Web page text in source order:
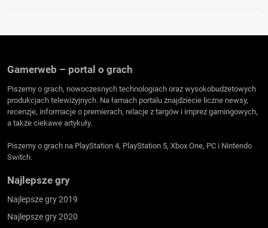
Gamerweb – portal o grach
Piszemy o grach, nowoczesnych technologiach oraz wysokobudżetowych
produkcjach telewizyjnych. Na łamach portalu znajdziecie liczne newsy,
recenzje, informacje o premierach, relacje z targów i imprez gamingowych,
a także ciekawe artykuły.
Piszemy o grach na PlayStation 4, PlayStation 5, Xbox One, PC i Nintendo
Switch.
Najlepsze gry
Najlepsze gry 2019
Najlepsze gry 2020